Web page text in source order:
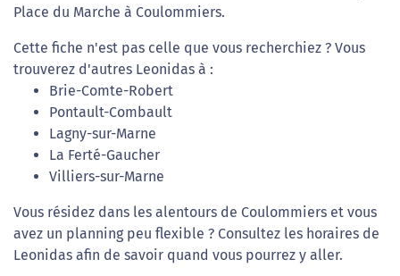
Place du Marche à Coulommiers.
Cette fiche n'est pas celle que vous recherchiez ? Vous
trouverez d'autres Leonidas à :
Brie-Comte-Robert
Pontault-Combault
Lagny-sur-Marne
La Ferté-Gaucher
Villiers-sur-Marne
Vous résidez dans les alentours de Coulommiers et vous
avez un planning peu flexible ? Consultez les horaires de
Leonidas afin de savoir quand vous pourrez y aller.